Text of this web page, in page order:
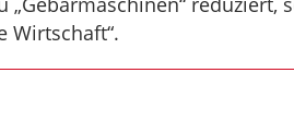
Wirtschaft“.